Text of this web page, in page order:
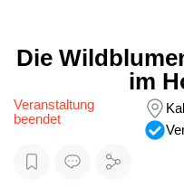
Die
im
Veranstaltung
beendet